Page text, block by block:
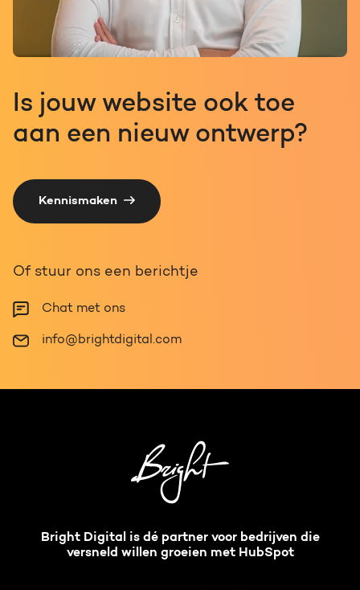
Is jouw website ook toe
aan een nieuw ontwerp?
Kennismaken
Of stuur ons een berichtje
Chat met ons
info@brightdigital.com
Bright Digital is dé partner voor bedrijven die
versneld willen groeien met HubSpot